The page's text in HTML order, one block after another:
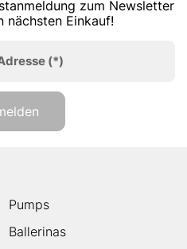
zum Newsletter
nächsten Einkauf!
(*)
Pumps
Ballerinas